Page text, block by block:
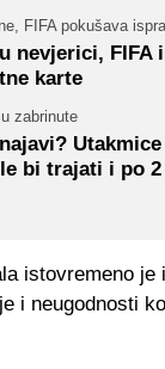
FIFA pokušava
nevjerici, FIFA
karte
zabrinute
bi trajati i po
istovremeno je
i neugodnosti